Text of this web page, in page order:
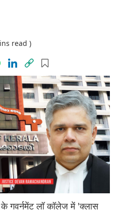
read )
के गवर्नमेंट लॉ कॉलेज में 'क्लास